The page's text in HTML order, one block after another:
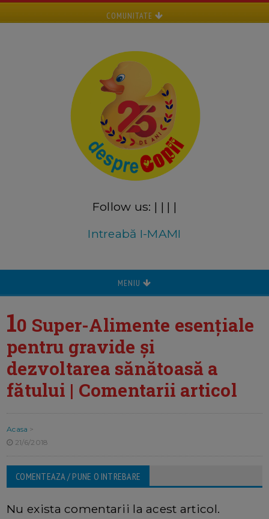
COMUNITATE
Follow us: | | | |
Intreabă I-MAMI
MENIU
10 Super-Alimente esențiale
pentru gravide și
dezvoltarea sănătoasă a
fătului | Comentarii articol
Acasa >
21/6/2018
COMENTEAZA / PUNE O INTREBARE
Nu exista comentarii la acest articol.